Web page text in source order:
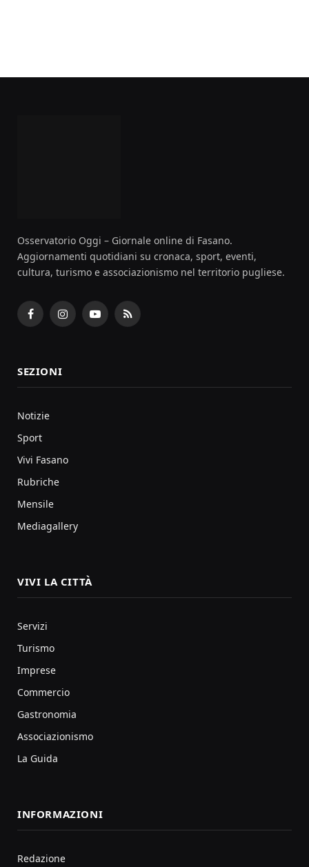
Osservatorio Oggi – Giornale online di Fasano.
Aggiornamenti quotidiani su cronaca, sport, eventi,
cultura, turismo e associazionismo nel territorio pugliese.
FacebookInstagramYouTubeRSS
SEZIONI
Notizie
Sport
Vivi Fasano
Rubriche
Mensile
Mediagallery
VIVI LA CITTÀ
Servizi
Turismo
Imprese
Commercio
Gastronomia
Associazionismo
La Guida
INFORMAZIONI
Redazione